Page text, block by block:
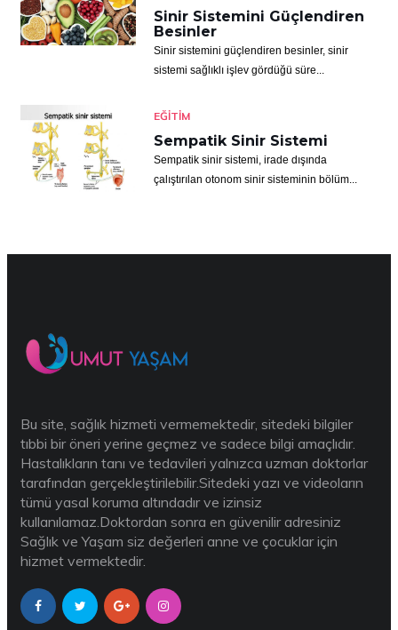
Sinir Sistemini Güçlendiren
Besinler
Sinir sistemini güçlendiren besinler, sinir
sistemi sağlıklı işlev gördüğü süre...
EĞITIM
Sempatik Sinir Sistemi
Sempatik sinir sistemi, irade dışında
çalıştırılan otonom sinir sisteminin bölüm...
Bu site, sağlık hizmeti vermemektedir, sitedeki bilgiler
tıbbi bir öneri yerine geçmez ve sadece bilgi amaçlıdır.
Hastalıkların tanı ve tedavileri yalnızca uzman doktorlar
tarafından gerçekleştirilebilir.Sitedeki yazı ve videoların
tümü yasal koruma altındadır ve izinsiz
kullanılamaz.Doktordan sonra en güvenilir adresiniz
Sağlık ve Yaşam siz değerleri anne ve çocuklar için
hizmet vermektedir.